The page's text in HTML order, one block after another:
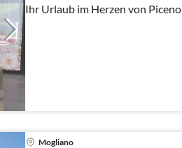
Ihr Urlaub im Herzen von Piceno
Mogliano